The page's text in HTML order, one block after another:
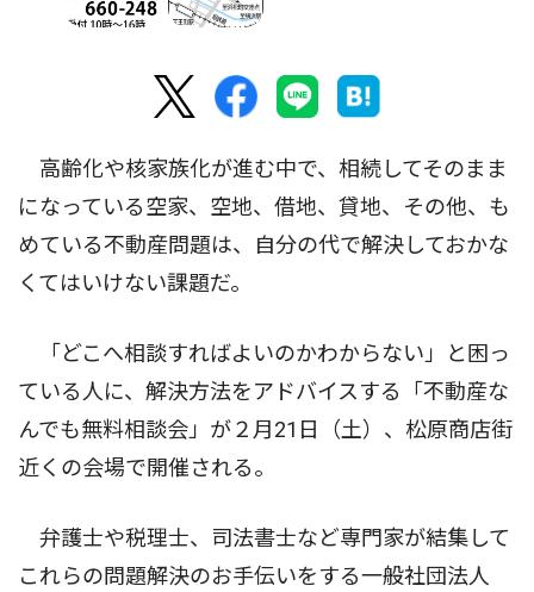
高齢化や核家族化が進む中で、相続してそのまま
になっている空家、空地、借地、貸地、その他、も
めている不動産問題は、自分の代で解決しておかな
くてはいけない課題だ。
「どこへ相談すればよいのかわからない」と困っ
ている人に、解決方法をアドバイスする「不動産な
んでも無料相談会」が２月21日（土）、松原商店街
近くの会場で開催される。
弁護士や税理士、司法書士など専門家が結集して
これらの問題解決のお手伝いをする一般社団法人